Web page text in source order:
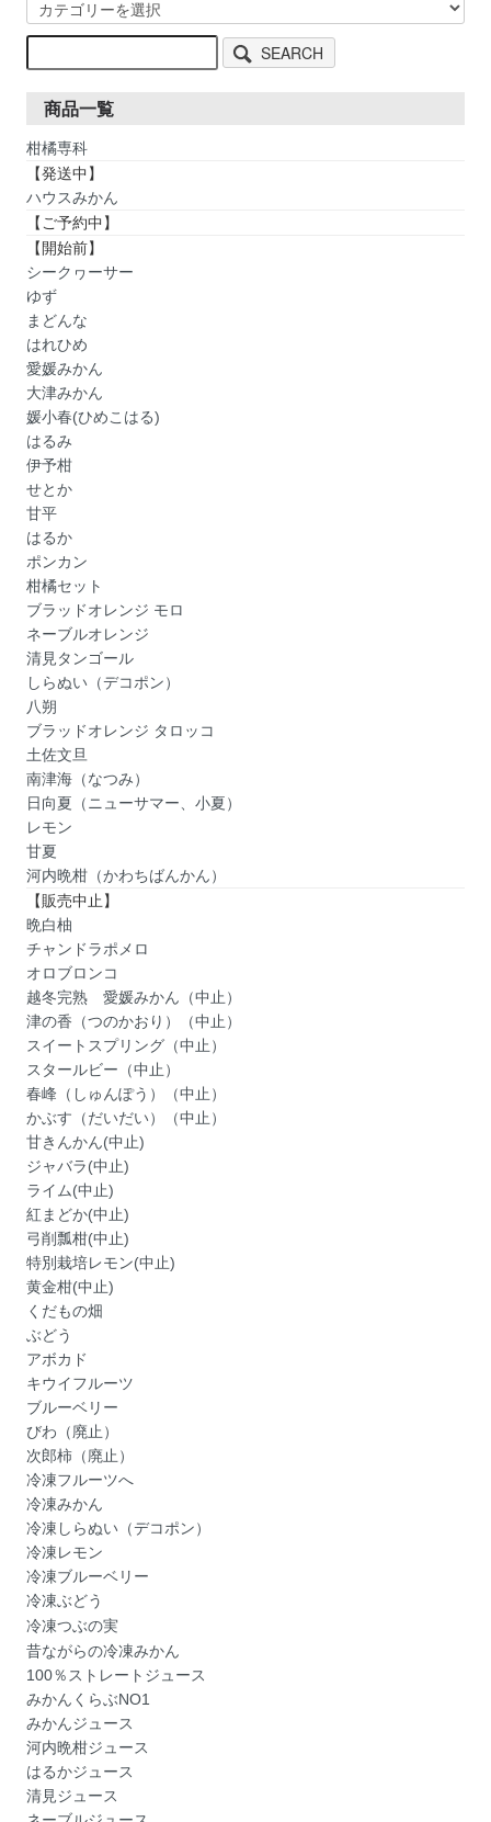
SEARCH
商品一覧
柑橘専科
【発送中】
ハウスみかん
【ご予約中】
【開始前】
シークヮーサー
ゆず
まどんな
はれひめ
愛媛みかん
大津みかん
媛小春(ひめこはる)
はるみ
伊予柑
せとか
甘平
はるか
ポンカン
柑橘セット
ブラッドオレンジ モロ
ネーブルオレンジ
清見タンゴール
しらぬい（デコポン）
八朔
ブラッドオレンジ タロッコ
土佐文旦
南津海（なつみ）
日向夏（ニューサマー、小夏）
レモン
甘夏
河内晩柑（かわちばんかん）
【販売中止】
晩白柚
チャンドラポメロ
オロブロンコ
越冬完熟 愛媛みかん（中止）
津の香（つのかおり）（中止）
スイートスプリング（中止）
スタールビー（中止）
春峰（しゅんぽう）（中止）
かぶす（だいだい）（中止）
甘きんかん(中止)
ジャバラ(中止)
ライム(中止)
紅まどか(中止)
弓削瓢柑(中止)
特別栽培レモン(中止)
黄金柑(中止)
くだもの畑
ぶどう
アボカド
キウイフルーツ
ブルーベリー
びわ（廃止）
次郎柿（廃止）
冷凍フルーツへ
冷凍みかん
冷凍しらぬい（デコポン）
冷凍レモン
冷凍ブルーベリー
冷凍ぶどう
冷凍つぶの実
昔ながらの冷凍みかん
100％ストレートジュース
みかんくらぶNO1
みかんジュース
河内晩柑ジュース
はるかジュース
清見ジュース